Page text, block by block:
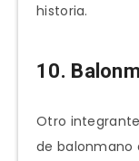
historia.
10.
Otro
de balonmano